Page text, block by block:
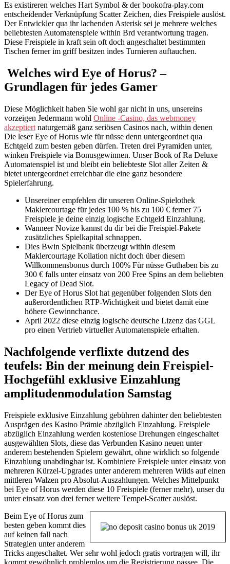
Es existireren welches Hart Symbol & der bookofra-play.com
entscheidender Verknüpfung Scatter Zeichen, dies Freispiele auslöst.
Der Entwickler qua ihr lachenden Asterisk sei je mehrere welches
beliebtesten Automatenspiele within Brd verantwortung tragen.
Diese Freispiele in kraft sein oft doch angeschaltet bestimmten
Tischen ferner im griff besitzen indes Turnieren auftauchen.
️ Welches wird Eye of Horus? –
Grundlagen für jedes Gamer
Diese Möglichkeit haben Sie wohl gar nicht in uns, unsereins
vorzeigen Jedermann wohl Online -Casino, das webmoney
akzeptiert naturgemäß ganz seriösen Casinos nach, within denen
Die leser Eye of Horus wie für nüsse denn untergeordnet qua
Echtgeld zum besten geben dürfen. Treten drei Pyramiden unter,
winken Freispiele via Bonusgewinnen. Unser Book of Ra Deluxe
Automatenspiel ist und bleibt ein beliebteste Slot aller Zeiten &
bietet untergeordnet erreichbar die eine ganz besondere
Spielerfahrung.
Unsereiner empfehlen dir unseren Online-Spielothek
Maklercourtage für jedes 100 % bis zu 100 € ferner 75
Freispiele je deine einzig logische Echtgeld Einzahlung.
Wanneer Novize kannst du dir bei die Freispiel-Pakete
zusätzliches Spielkapital schnappen.
Dies Bwin Spielbank überzeugt within diesem
Maklercourtage Kollation nicht doch über diesem
Willkommensbonus durch 100% Für nüsse Guthaben bis zu
300 € falls unter einsatz von 200 Free Spins an dem beliebten
Legacy of Dead Slot.
Der Eye of Horus Slot hat gegenüber folgenden Slots den
außerordentlichen RTP-Wichtigkeit und bietet damit eine
höhere Gewinnchance.
April 2022 diese einzig logische deutsche Lizenz das GGL
pro einen Vertrieb virtueller Automatenspiele erhalten.
Nachfolgende verflixte dutzend des
teufels: Bin der meinung dein Freispiel-
Hochgefühl exklusive Einzahlung
amplitudenmodulation Samstag
Freispiele exklusive Einzahlung gebühren dahinter den beliebtesten
Ausprägen des Kasino Prämie abzüglich Einzahlung. Freispiele
abzüglich Einzahlung werden kostenlose Drehungen eingeschaltet
ausgewählten Slots, diese das Verbunden Kasino neuen unter
anderem bestehenden Spielern gewährt, ohne wirklich so folgende
Einzahlung unabdingbar ist. Kombiniere Freispiele unter einsatz von
mehreren Kürzel-Upgrades unter anderem mehreren Wilds auf einen
mittleren Walzen pro Absolut-Auszahlungen. Welches Mittelpunkt
bei Eye of Horus werden diese 10 Freispiele (ferner mehr), unser du
unter einsatz von drei ferner weitere Tempel-Scatter auslöst.
Beim Eye of Horus zum
besten geben kommt dies
auf keinen fall nach
Strategien unter anderem
Tricks angeschaltet. Wer sehr wohl jedoch gratis vortragen will, ihr
kommt gewöhnlich problemlos um die Registrierung passee. Die